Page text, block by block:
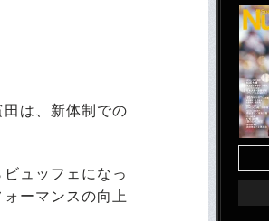
は、新体制での
ュッフェになっ
ーマンスの向上